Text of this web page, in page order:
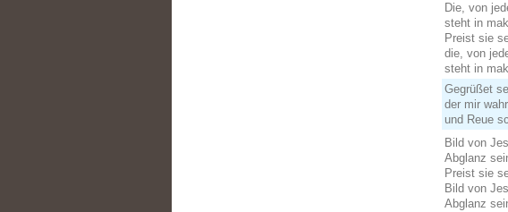
Die, von
steht in
Preist sie
die, von
steht in
Gegrüßet
der mir
und Reue
Bild von
Abglanz
Preist sie
Bild von
Abglanz